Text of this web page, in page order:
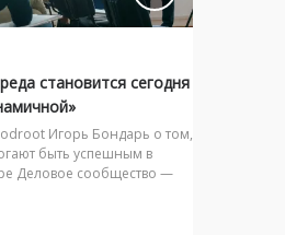
становится сегодня
Игорь Бондарь о том,
быть успешным в
Деловое сообщество —